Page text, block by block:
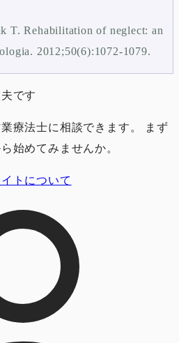
T. Rehabilitation of neglect: an
2012;50(6):1072-1079.
です
療法士に相談できます。 まず
始めてみませんか。
トについて